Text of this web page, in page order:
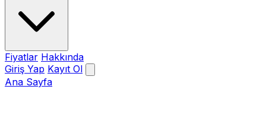
Fiyatlar Hakkında
Giriş Yap Kayıt Ol
Ana Sayfa